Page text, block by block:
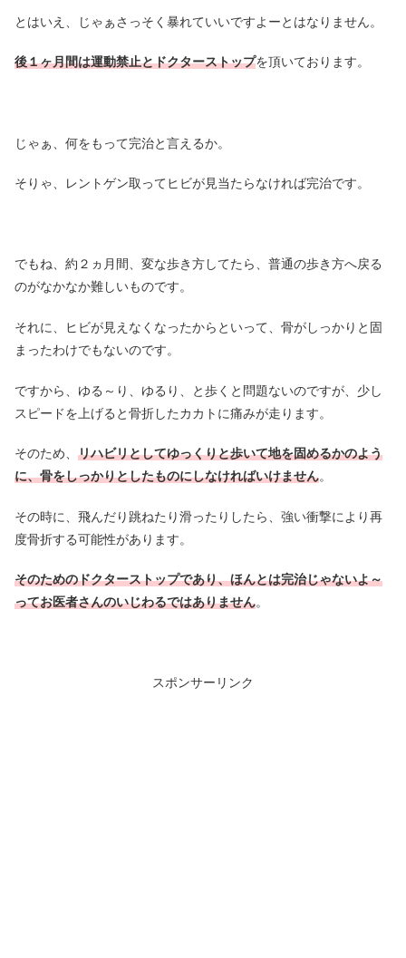
とはいえ、じゃぁさっそく暴れていいですよーとはなりません。
後１ヶ月間は運動禁止とドクターストップを頂いております。
じゃぁ、何をもって完治と言えるか。
そりゃ、レントゲン取ってヒビが見当たらなければ完治です。
でもね、約２ヵ月間、変な歩き方してたら、普通の歩き方へ戻る
のがなかなか難しいものです。
それに、ヒビが見えなくなったからといって、骨がしっかりと固
まったわけでもないのです。
ですから、ゆる～り、ゆるり、と歩くと問題ないのですが、少し
スピードを上げると骨折したカカトに痛みが走ります。
そのため、 リハビリとしてゆっくりと歩いて地を固めるかのよう
に、骨をしっかりとしたものにしなければいけません。
その時に、飛んだり跳ねたり滑ったりしたら、強い衝撃により再
度骨折する可能性があります。
そのためのドクターストップであり、ほんとは完治じゃないよ～
ってお医者さんのいじわるではありません。
スポンサーリンク